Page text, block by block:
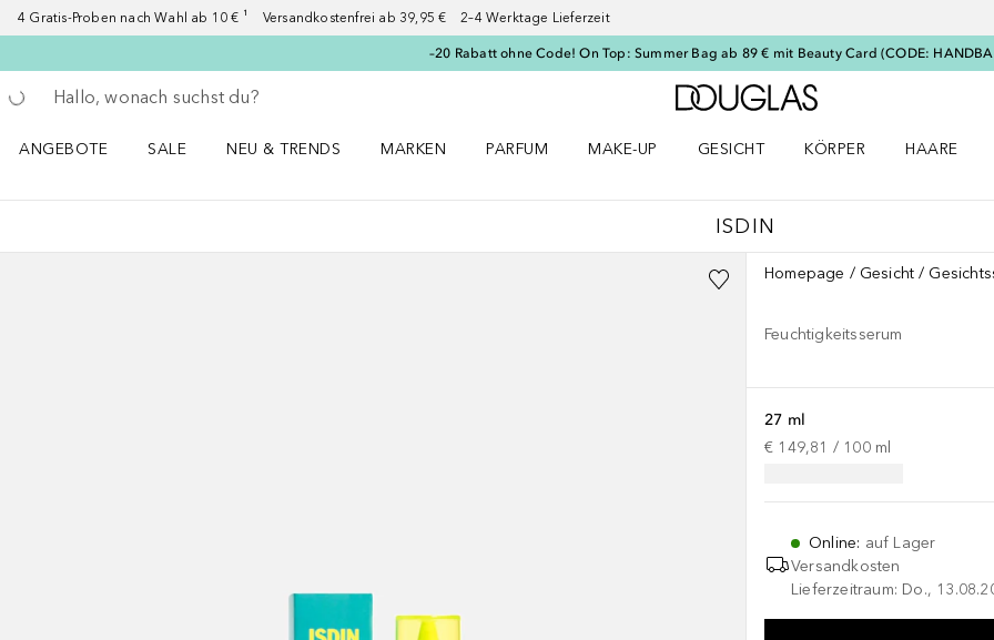
4 Gratis-Proben nach Wahl ab 10 € ¹ Versandkostenfrei ab 39,95 € 2–4 Werktage Lieferzeit
–20 Rabatt ohne Code! On Top: Summer Bag ab 89 € mit Beauty Card (CODE:
Gehe zurück
Suche ausführen
Zur Douglas Startseite
ANGEBOTE
SALE
NEU & TRENDS
MARKEN
PARFUM
MAKE-UP
GESICHT
KÖRPER
HAARE
ISDIN
Homepage Gesicht
Feuchtigkeitsserum
27 ml
€ 149,81 / 100 ml
Online: auf Lager
Versandkosten
Lieferzeitraum: Do.,